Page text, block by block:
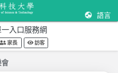
語言
一入口服務網
家長 訪客
會